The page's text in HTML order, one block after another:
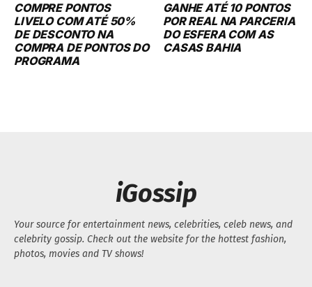
COMPRE PONTOS
LIVELO COM ATÉ 50%
DE DESCONTO NA
COMPRA DE PONTOS DO
PROGRAMA
GANHE ATÉ 10 PONTOS
POR REAL NA PARCERIA
DO ESFERA COM AS
CASAS BAHIA
iGossip
Your source for entertainment news, celebrities, celeb news, and
celebrity gossip. Check out the website for the hottest fashion,
photos, movies and TV shows!